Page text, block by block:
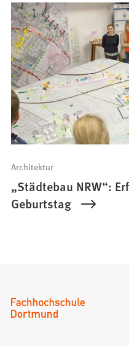
Architektur
„Städtebau NRW“:
Geburtstag